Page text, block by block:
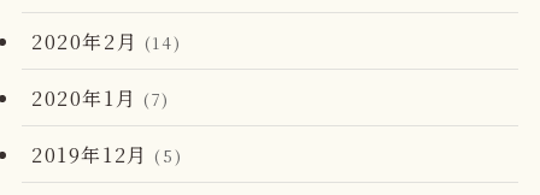
2020年2月 (14)
2020年1月 (7)
2019年12月 (5)